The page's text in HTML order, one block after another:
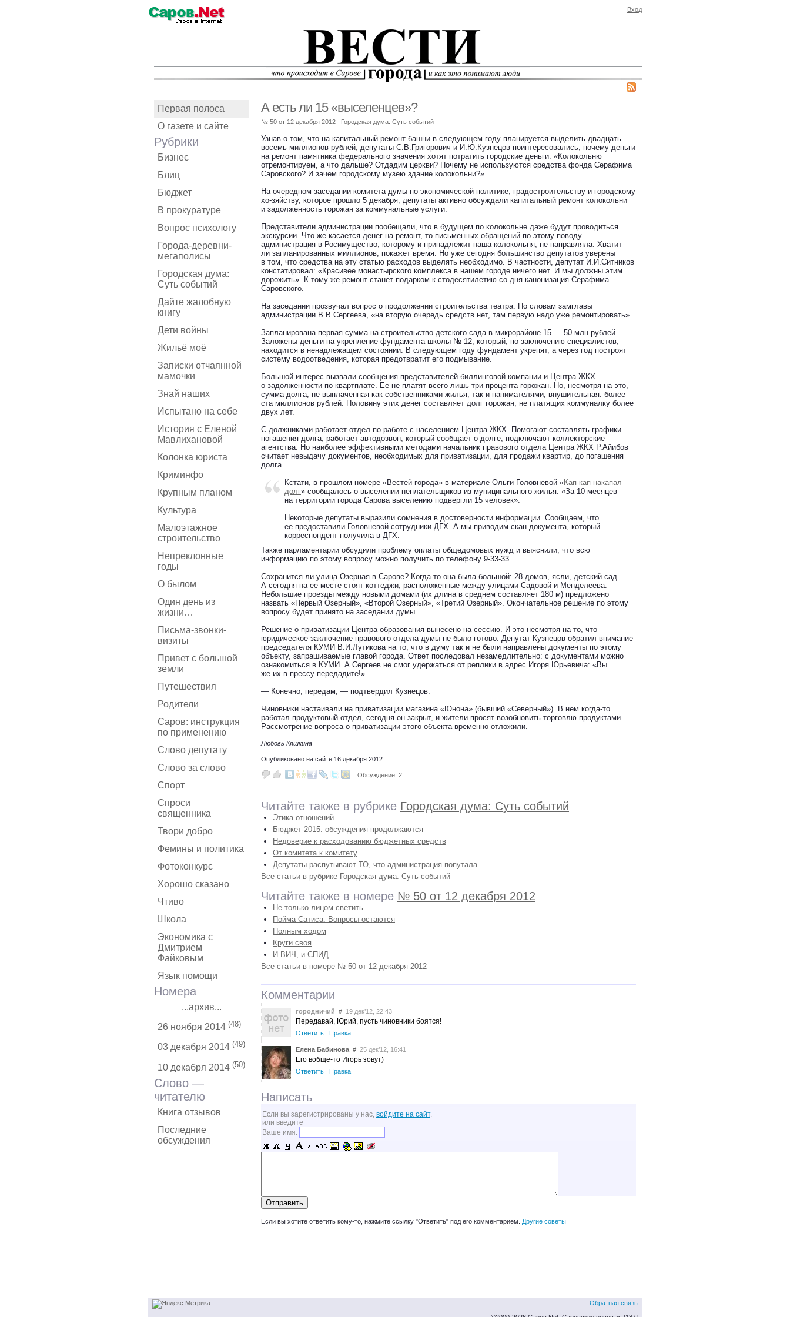
Вход
Первая полоса
О газете и сайте
Рубрики
Бизнес
Блиц
Бюджет
В прокуратуре
Вопрос психологу
Города-деревни-
мегаполисы
Городская дума:
Суть событий
Дайте жалобную
книгу
Дети войны
Жильё моё
Записки отчаянной
мамочки
Знай наших
Испытано на себе
История с Еленой
Мавлихановой
Колонка юриста
Криминфо
Крупным планом
Культура
Малоэтажное
строительство
Непреклонные
годы
О былом
Один день из
жизни…
Письма-звонки-
визиты
Привет с большой
земли
Путешествия
Родители
Саров: инструкция
по применению
Слово депутату
Слово за слово
Спорт
Спроси
священника
Твори добро
Фемины и политика
Фотоконкурс
Хорошо сказано
Чтиво
Школа
Экономика с
Дмитрием
Файковым
Язык помощи
Номера
...архив...
26 ноября 2014 (48)
03 декабря 2014 (49)
10 декабря 2014 (50)
Слово —
читателю
Книга отзывов
Последние
обсуждения
А есть ли 15 «выселенцев»?
№ 50 от 12 декабря 2012 Городская дума: Суть событий
Узнав о том, что на капитальный ремонт башни в следующем году планируется выделить двадцать
восемь миллионов рублей, депутаты С.В.Григорович и И.Ю.Кузнецов поинтересовались, почему деньги
на ремонт памятника федерального значения хотят потратить городские деньги: «Колокольню
отремонтируем, а что дальше? Отдадим церкви? Почему не используются средства фонда Серафима
Саровского? И зачем городскому музею здание колокольни?»
На очередном заседании комитета думы по экономической политике, градостроительству и городскому
хо-зяйству, которое прошло 5 декабря, депутаты активно обсуждали капитальный ремонт колокольни
и задолженность горожан за коммунальные услуги.
Представители администрации пообещали, что в будущем по колокольне даже будут проводиться
экскурсии. Что же касается денег на ремонт, то письменных обращений по этому поводу
администрация в Росимущество, которому и принадлежит наша колокольня, не направляла. Хватит
ли запланированных миллионов, покажет время. Но уже сегодня большинство депутатов уверены
в том, что средства на эту статью расходов выделять необходимо. В частности, депутат И.И.Ситников
констатировал: «Красивее монастырского комплекса в нашем городе ничего нет. И мы должны этим
дорожить». К тому же ремонт станет подарком к стодесятилетию со дня канонизация Серафима
Саровского.
На заседании прозвучал вопрос о продолжении строительства театра. По словам замглавы
администрации В.В.Сергеева, «на вторую очередь средств нет, там первую надо уже ремонтировать».
Запланирована первая сумма на строительство детского сада в микрорайоне 15 — 50 млн рублей.
Заложены деньги на укрепление фундамента школы № 12, который, по заключению специалистов,
находится в ненадлежащем состоянии. В следующем году фундамент укрепят, а через год построят
систему водоотведения, которая предотвратит его подмывание.
Большой интерес вызвали сообщения представителей биллинговой компании и Центра ЖКХ
о задолженности по квартплате. Ее не платят всего лишь три процента горожан. Но, несмотря на это,
сумма долга, не выплаченная как собственниками жилья, так и нанимателями, внушительная: более
ста миллионов рублей. Половину этих денег составляет долг горожан, не платящих коммуналку более
двух лет.
С должниками работает отдел по работе с населением Центра ЖКХ. Помогают составлять графики
погашения долга, работает автодозвон, который сообщает о долге, подключают коллекторские
агентства. Но наиболее эффективными методами начальник правового отдела Центра ЖКХ Р.Айибов
считает невыдачу документов, необходимых для приватизации, для продажи квартир, до погашения
долга.
Кстати, в прошлом номере «Вестей города» в материале Ольги Головневой «Кап-кап накапал
долг» сообщалось о выселении неплательщиков из муниципального жилья: «За 10 месяцев
на территории города Сарова выселению подвергли 15 человек».
Некоторые депутаты выразили сомнения в достоверности информации. Сообщаем, что
ее предоставили Головневой сотрудники ДГХ. А мы приводим скан документа, который
корреспондент получила в ДГХ.
Также парламентарии обсудили проблему оплаты общедомовых нужд и выяснили, что всю
информацию по этому вопросу можно получить по телефону 9-33-33.
Сохранится ли улица Озерная в Сарове? Когда-то она была большой: 28 домов, ясли, детский сад.
А сегодня на ее месте стоят коттеджи, расположенные между улицами Садовой и Менделеева.
Небольшие проезды между новыми домами (их длина в среднем составляет 180 м) предложено
назвать «Первый Озерный», «Второй Озерный», «Третий Озерный». Окончательное решение по этому
вопросу будет принято на заседании думы.
Решение о приватизации Центра образования вынесено на сессию. И это несмотря на то, что
юридическое заключение правового отдела думы не было готово. Депутат Кузнецов обратил внимание
председателя КУМИ В.И.Лутикова на то, что в думу так и не были направлены документы по этому
объекту, запрашиваемые главой города. Ответ последовал незамедлительно: с документами можно
ознакомиться в КУМИ. А Сергеев не смог удержаться от реплики в адрес Игоря Юрьевича: «Вы
же их в прессу передадите!»
— Конечно, передам, — подтвердил Кузнецов.
Чиновники настаивали на приватизации магазина «Юнона» (бывший «Северный»). В нем когда-то
работал продуктовый отдел, сегодня он закрыт, и жители просят возобновить торговлю продуктами.
Рассмотрение вопроса о приватизации этого объекта временно отложили.
Любовь Кяшкина
Опубликовано на сайте 16 декабря 2012
Обсуждение: 2
Читайте также в рубрике Городская дума: Суть событий
Этика отношений
Бюджет-2015: обсуждения продолжаются
Недоверие к расходованию бюджетных средств
От комитета к комитету
Депутаты распутывают ТО, что администрация попутала
Все статьи в рубрике Городская дума: Суть событий
Читайте также в номере № 50 от 12 декабря 2012
Не только лицом светить
Пойма Сатиса. Вопросы остаются
Полным ходом
Круги своя
И ВИЧ, и СПИД
Все статьи в номере № 50 от 12 декабря 2012
Комментарии
городничий # 19 дек’12, 22:43
Передавай, Юрий, пусть чиновники боятся!
Ответить Правка
Елена Бабинова # 25 дек’12, 16:41
Его вобще-то Игорь зовут)
Ответить Правка
Написать
Если вы зарегистрированы у нас, войдите на сайт.
или введите
Ваше имя:
Если вы хотите ответить кому-то, нажмите ссылку "Ответить" под его комментарием. Другие советы
Обратная связь